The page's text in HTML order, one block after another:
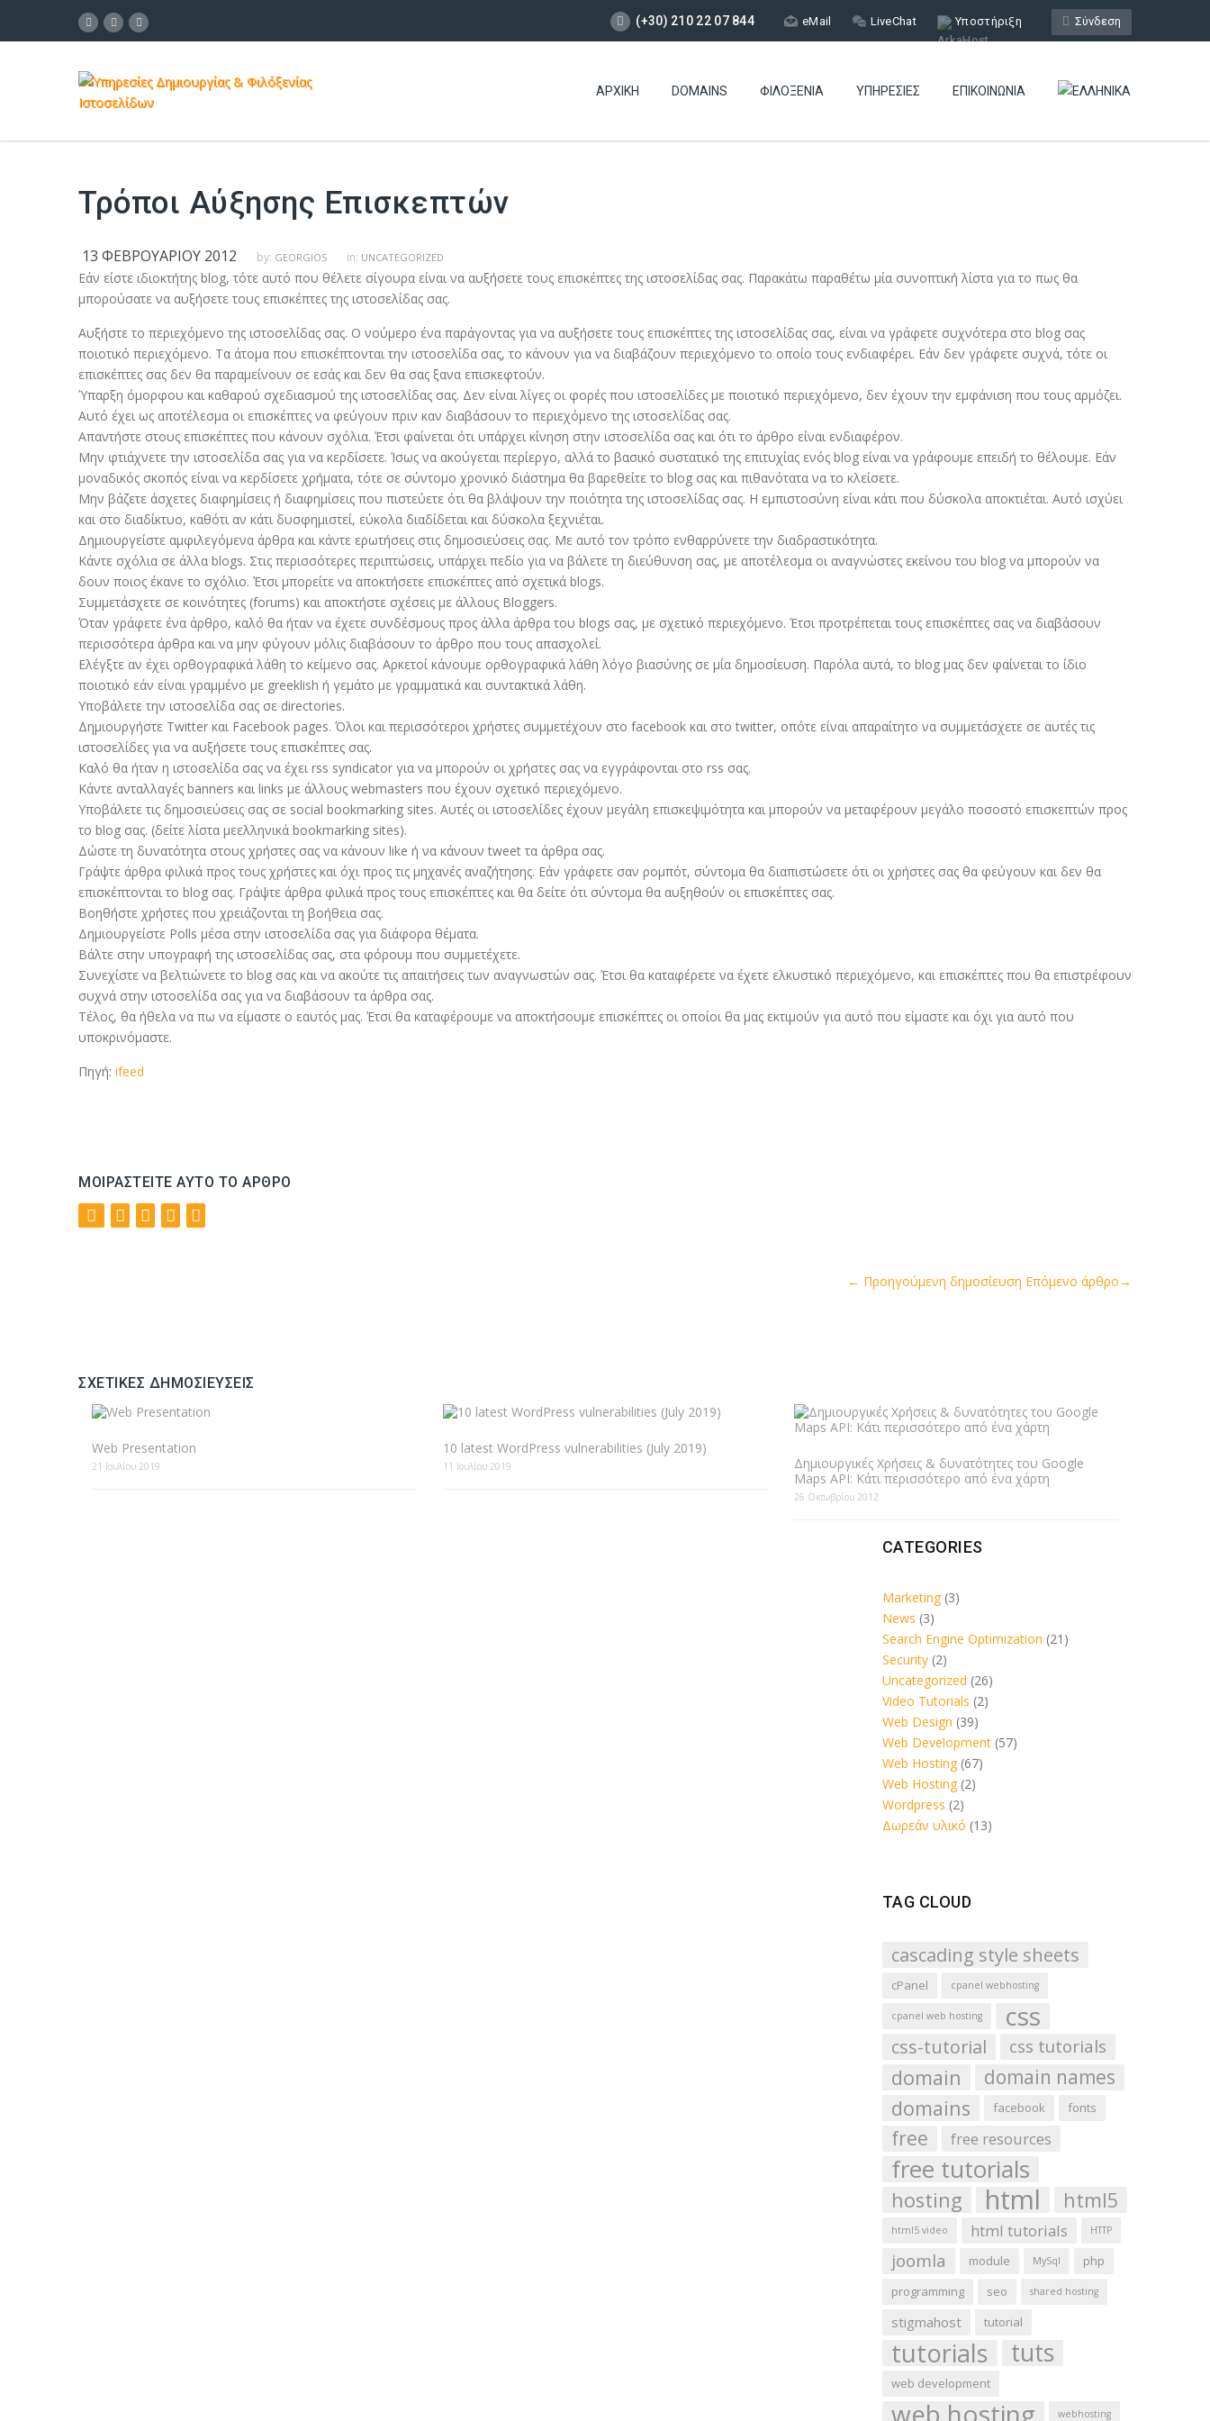
Σύνδεση
(+30) 210 22 07 844 eMail LiveChat Υποστήριξη
ΑΡΧΙΚΉ DOMAINS ΦΙΛΟΞΕΝΊΑ ΥΠΗΡΕΣΊΕΣ ΕΠΙΚΟΙΝΩΝΊΑ
Τρόποι Αύξησης Επισκεπτών
13 ΦΕΒΡΟΥΑΡΊΟΥ 2012 by: GEORGIOS in: UNCATEGORIZED
Εάν είστε ιδιοκτήτης blog, τότε αυτό που θέλετε σίγουρα είναι να αυξήσετε τους επισκέπτες της ιστοσελίδας σας. Παρακάτω παραθέτω μία συνοπτική λίστα για το πως θα
μπορούσατε να αυξήσετε τους επισκέπτες της ιστοσελίδας σας.
Αυξήστε το περιεχόμενο της ιστοσελίδας σας. Ο νούμερο ένα παράγοντας για να αυξήσετε τους επισκέπτες της ιστοσελίδας σας, είναι να γράφετε συχνότερα στο blog σας
ποιοτικό περιεχόμενο. Τα άτομα που επισκέπτονται την ιστοσελίδα σας, το κάνουν για να διαβάζουν περιεχόμενο το οποίο τους ενδιαφέρει. Εάν δεν γράφετε συχνά, τότε οι
επισκέπτες σας δεν θα παραμείνουν σε εσάς και δεν θα σας ξανα επισκεφτούν.
Ύπαρξη όμορφου και καθαρού σχεδιασμού της ιστοσελίδας σας. Δεν είναι λίγες οι φορές που ιστοσελίδες με ποιοτικό περιεχόμενο, δεν έχουν την εμφάνιση που τους αρμόζει.
Αυτό έχει ως αποτέλεσμα οι επισκέπτες να φεύγουν πριν καν διαβάσουν το περιεχόμενο της ιστοσελίδας σας.
Απαντήστε στους επισκέπτες που κάνουν σχόλια. Έτσι φαίνεται ότι υπάρχει κίνηση στην ιστοσελίδα σας και ότι το άρθρο είναι ενδιαφέρον.
Μην φτιάχνετε την ιστοσελίδα σας για να κερδίσετε. Ίσως να ακούγεται περίεργο, αλλά το βασικό συστατικό της επιτυχίας ενός blog είναι να γράφουμε επειδή το θέλουμε. Εάν
μοναδικός σκοπός είναι να κερδίσετε χρήματα, τότε σε σύντομο χρονικό διάστημα θα βαρεθείτε το blog σας και πιθανότατα να το κλείσετε.
Μην βάζετε άσχετες διαφημίσεις ή διαφημίσεις που πιστεύετε ότι θα βλάψουν την ποιότητα της ιστοσελίδας σας. Η εμπιστοσύνη είναι κάτι που δύσκολα αποκτιέται. Αυτό ισχύει
και στο διαδίκτυο, καθότι αν κάτι δυσφημιστεί, εύκολα διαδίδεται και δύσκολα ξεχνιέται.
Δημιουργείστε αμφιλεγόμενα άρθρα και κάντε ερωτήσεις στις δημοσιεύσεις σας. Με αυτό τον τρόπο ενθαρρύνετε την διαδραστικότητα.
Κάντε σχόλια σε άλλα blogs. Στις περισσότερες περιπτώσεις, υπάρχει πεδίο για να βάλετε τη διεύθυνση σας, με αποτέλεσμα οι αναγνώστες εκείνου του blog να μπορούν να
δουν ποιος έκανε το σχόλιο. Έτσι μπορείτε να αποκτήσετε επισκέπτες από σχετικά blogs.
Συμμετάσχετε σε κοινότητες (forums) και αποκτήστε σχέσεις με άλλους Bloggers.
Όταν γράφετε ένα άρθρο, καλό θα ήταν να έχετε συνδέσμους προς άλλα άρθρα του blogs σας, με σχετικό περιεχόμενο. Έτσι προτρέπεται τους επισκέπτες σας να διαβάσουν
περισσότερα άρθρα και να μην φύγουν μόλις διαβάσουν το άρθρο που τους απασχολεί.
Ελέγξτε αν έχει ορθογραφικά λάθη το κείμενο σας. Αρκετοί κάνουμε ορθογραφικά λάθη λόγο βιασύνης σε μία δημοσίευση. Παρόλα αυτά, το blog μας δεν φαίνεται το ίδιο
ποιοτικό εάν είναι γραμμένο με greeklish ή γεμάτο με γραμματικά και συντακτικά λάθη.
Υποβάλετε την ιστοσελίδα σας σε directories.
Δημιουργήστε Twitter και Facebook pages. Όλοι και περισσότεροι χρήστες συμμετέχουν στο facebook και στο twitter, οπότε είναι απαραίτητο να συμμετάσχετε σε αυτές τις
ιστοσελίδες για να αυξήσετε τους επισκέπτες σας.
Καλό θα ήταν η ιστοσελίδα σας να έχει rss syndicator για να μπορούν οι χρήστες σας να εγγράφονται στο rss σας.
Κάντε ανταλλαγές banners και links με άλλους webmasters που έχουν σχετικό περιεχόμενο.
Υποβάλετε τις δημοσιεύσεις σας σε social bookmarking sites. Αυτές οι ιστοσελίδες έχουν μεγάλη επισκεψιμότητα και μπορούν να μεταφέρουν μεγάλο ποσοστό επισκεπτών προς
το blog σας. (δείτε λίστα μεελληνικά bookmarking sites).
Δώστε τη δυνατότητα στους χρήστες σας να κάνουν like ή να κάνουν tweet τα άρθρα σας.
Γράψτε άρθρα φιλικά προς τους χρήστες και όχι προς τις μηχανές αναζήτησης. Εάν γράφετε σαν ρομπότ, σύντομα θα διαπιστώσετε ότι οι χρήστες σας θα φεύγουν και δεν θα
επισκέπτονται το blog σας. Γράψτε άρθρα φιλικά προς τους επισκέπτες και θα δείτε ότι σύντομα θα αυξηθούν οι επισκέπτες σας.
Βοηθήστε χρήστες που χρειάζονται τη βοήθεια σας.
Δημιουργείστε Polls μέσα στην ιστοσελίδα σας για διάφορα θέματα.
Βάλτε στην υπογραφή της ιστοσελίδας σας, στα φόρουμ που συμμετέχετε.
Συνεχίστε να βελτιώνετε το blog σας και να ακούτε τις απαιτήσεις των αναγνωστών σας. Έτσι θα καταφέρετε να έχετε ελκυστικό περιεχόμενο, και επισκέπτες που θα επιστρέφουν
συχνά στην ιστοσελίδα σας για να διαβάσουν τα άρθρα σας.
Τέλος, θα ήθελα να πω να είμαστε ο εαυτός μας. Έτσι θα καταφέρουμε να αποκτήσουμε επισκέπτες οι οποίοι θα μας εκτιμούν για αυτό που είμαστε και όχι για αυτό που
υποκρινόμαστε.
Πηγή: ifeed
ΜΟΙΡΑΣΤΕΊΤΕ ΑΥΤΌ ΤΟ ΆΡΘΡΟ
← Προηγούμενη δημοσίευση Επόμενο άρθρο→
ΣΧΕΤΙΚΈΣ ΔΗΜΟΣΙΕΎΣΕΙΣ
Web Presentation
21 Ιουλίου 2019
10 latest WordPress vulnerabilities (July 2019)
11 Ιουλίου 2019
Δημιουργικές Χρήσεις & δυνατότητες του Google
Maps API: Κάτι περισσότερο από ένα χάρτη
26 Οκτωβρίου 2012
CATEGORIES
Marketing(3)
News (3)
Search Engine Optimization (21)
Security(2)
Uncategorized (26)
Video Tutorials (2)
Web Design (39)
Web Development(57)
Web Hosting(67)
Web Hosting(2)
Wordpress (2)
Δωρεάν υλικό (13)
TAG CLOUD
cascading style sheets
cPanel cpanel webhosting
cpanel web hosting css
css-tutorial css tutorials
domain domain names
domains facebook fonts
free free resources
free tutorials
hosting html html5
html5 video html tutorials HTTP
joomla module MySql
php
programming
seo shared hosting
stigmahost tutorial
tutorials tuts
web development
web hosting webhosting